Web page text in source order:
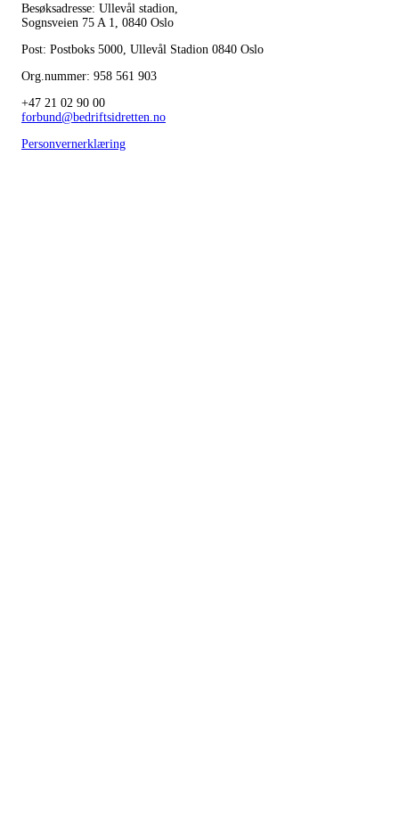
Besøksadresse: Ullevål stadion,
Sognsveien 75 A 1, 0840 Oslo
Post: Postboks 5000, Ullevål Stadion 0840 Oslo
Org.nummer: 958 561 903
+47 21 02 90 00
forbund@bedriftsidretten.no
Personvernerklæring